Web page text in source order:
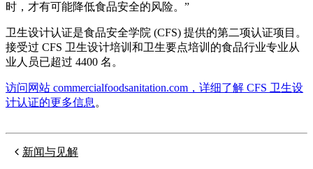
时，才有可能降低食品安全的风险。”
卫生设计认证是食品安全学院 (CFS) 提供的第二项认证项目。
接受过 CFS 卫生设计培训和卫生要点培训的食品行业专业从
业人员已超过 4400 名。
访问网站 commercialfoodsanitation.com，详细了解 CFS 卫生设
计认证的更多信息 。
新闻与见解